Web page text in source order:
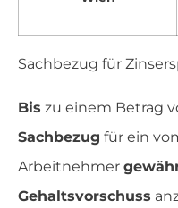
Sachbezug für
Bis zu einem Betrag
Sachbezug für ein
Arbeitnehmer
Gehaltsvorschuss